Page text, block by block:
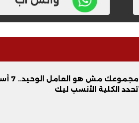
مجموعك مش هو
تحدد الكلية الأنسب ليك
ابني بطل وفخورة بيه.. أول
تصدره التريند| فيديو